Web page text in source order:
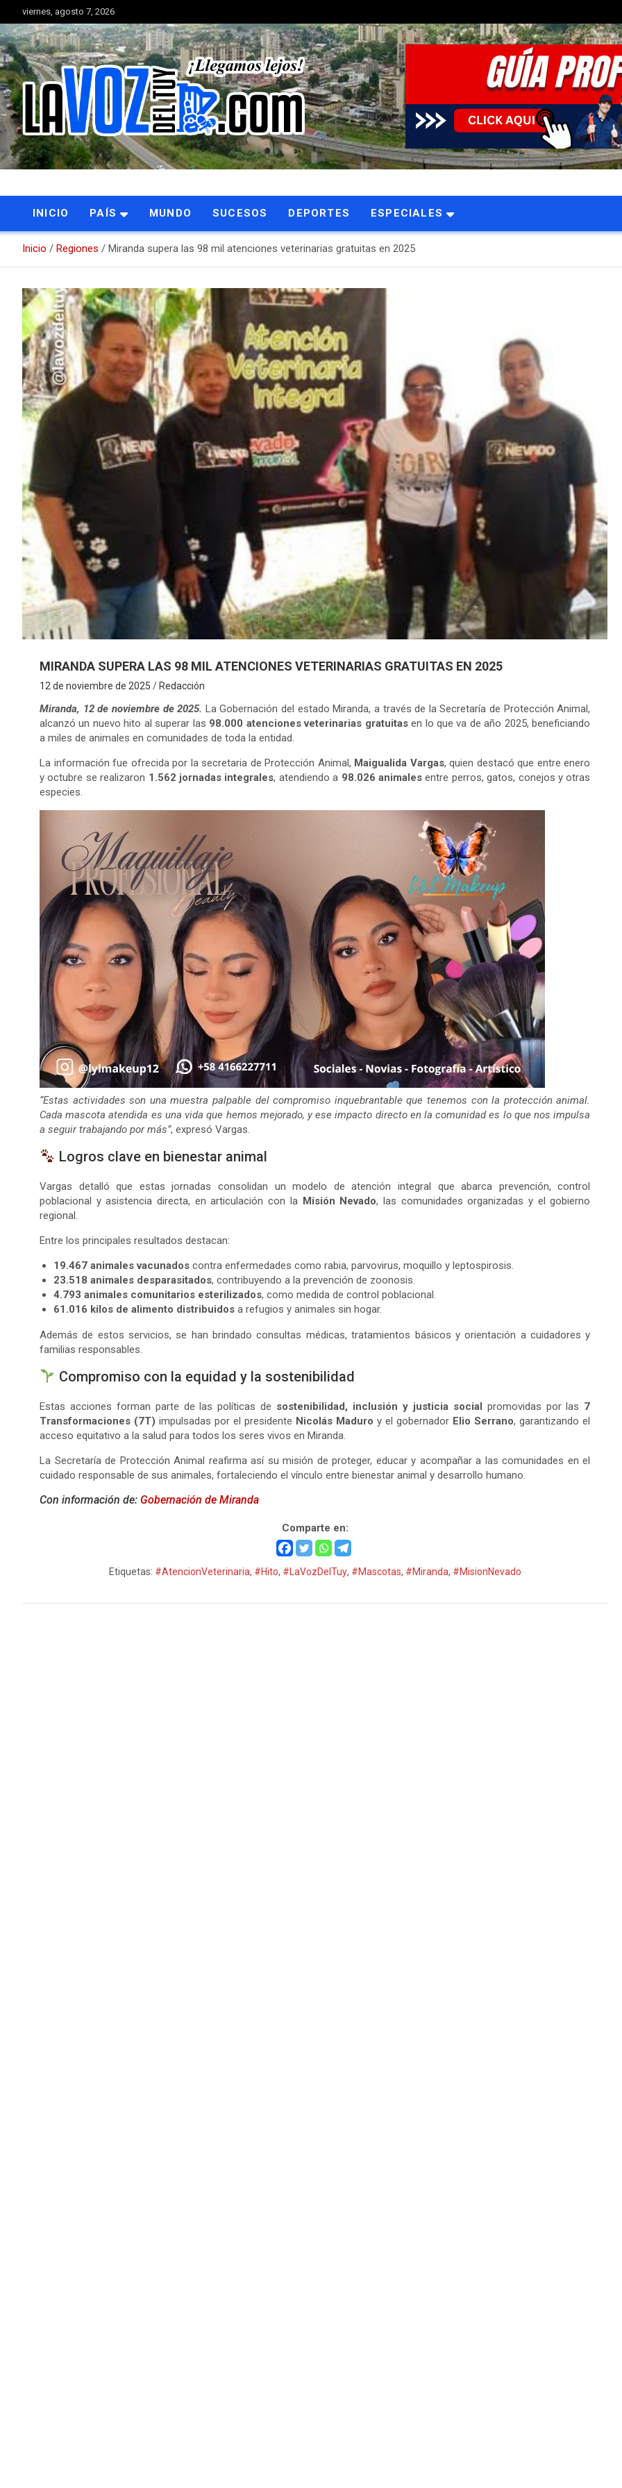
al
contenido
viernes, agosto 7, 2026
La Voz del Tuy
Portal de noticias
INICIO PAÍS MUNDO SUCESOS DEPORTES ESPECIALES
Inicio Regiones Miranda supera las 98 mil atenciones veterinarias gratuitas en 2025
MIRANDA SUPERA LAS 98 MIL ATENCIONES VETERINARIAS GRATUITAS EN 2025
12 de noviembre de 2025 Redacción
Miranda, 12 de noviembre de 2025. La Gobernación del estado Miranda, a través de la Secretaría de Protección Animal,
alcanzó un nuevo hito al superar las 98.000 atenciones veterinarias gratuitasen lo que va de año 2025, beneficiando
a miles de animales en comunidades de toda la entidad.
La información fue ofrecida por la secretaria de Protección Animal, Maigualida Vargas, quien destacó que entre enero
y octubre se realizaron 1.562 jornadas integrales, atendiendo a 98.026 animalesentre perros, gatos, conejos y otras
especies.
“Estas actividades son una muestra palpable del compromiso inquebrantable que tenemos con la protección animal.
Cada mascota atendida es una vida que hemos mejorado, y ese impacto directo en la comunidad es lo que nos impulsa
a seguir trabajando por más”, expresó Vargas.
Logros clave en bienestar animal
Vargas detalló que estas jornadas consolidan un modelo de atención integral que abarca prevención, control
poblacional y asistencia directa, en articulación con la Misión Nevado, las comunidades organizadas y el gobierno
regional.
Entre los principales resultados destacan:
19.467 animales vacunados contra enfermedades como rabia, parvovirus, moquillo y leptospirosis.
23.518 animales desparasitados, contribuyendo a la prevención de zoonosis.
4.793 animales comunitarios esterilizados, como medida de control poblacional.
61.016 kilos de alimento distribuidos a refugios y animales sin hogar.
Además de estos servicios, se han brindado consultas médicas, tratamientos básicos y orientación a cuidadores y
familias responsables.
Compromiso con la equidad y la sostenibilidad
Estas acciones forman parte de las políticas de sostenibilidad, inclusión y justicia social promovidas por las 7
Transformaciones (7T) impulsadas por el presidente Nicolás Maduro y el gobernador Elio Serrano, garantizando el
acceso equitativo a la salud para todos los seres vivos en Miranda.
La Secretaría de Protección Animal reafirma así su misión de proteger, educar y acompañar a las comunidades en el
cuidado responsable de sus animales, fortaleciendo el vínculo entre bienestar animal y desarrollo humano.
Con información de: Gobernación de Miranda
Comparte en:
Etiquetas: #AtencionVeterinaria, #Hito, #LaVozDelTuy, #Mascotas, #Miranda, #MisionNevado